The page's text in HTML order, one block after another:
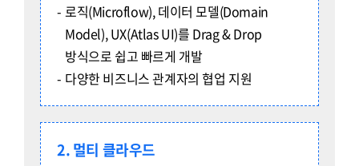
로직(Microflow), 데이터 모델(Domain
Model), UX(Atlas UI)를 Drag & Drop
방식으로 쉽고 빠르게 개발
다양한 비즈니스 관계자의 협업 지원
2. 멀티 클라우드